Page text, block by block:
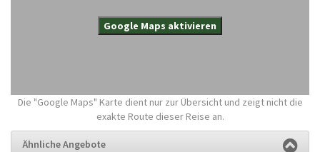
Google Maps aktivieren
Die "Google Maps" Karte dient nur zur Übersicht und zeigt nicht die
exakte Route dieser Reise an.
Ähnliche Angebote